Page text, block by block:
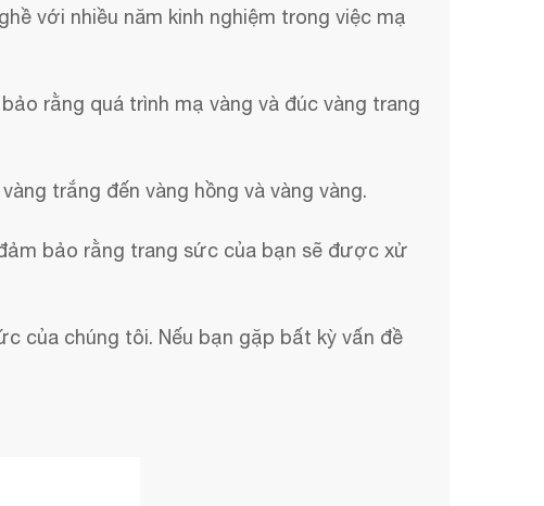
với nhiều năm kinh nghiệm trong việc mạ
rằng quá trình mạ vàng và đúc vàng trang
trắng đến vàng hồng và vàng vàng.
bảo rằng trang sức của bạn sẽ được xử
của chúng tôi. Nếu bạn gặp bất kỳ vấn đề